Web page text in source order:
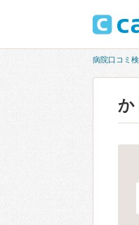
病院口コミ
か